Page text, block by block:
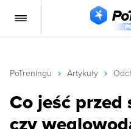
PoTreningu Artykuły
Co jeść przed
czy